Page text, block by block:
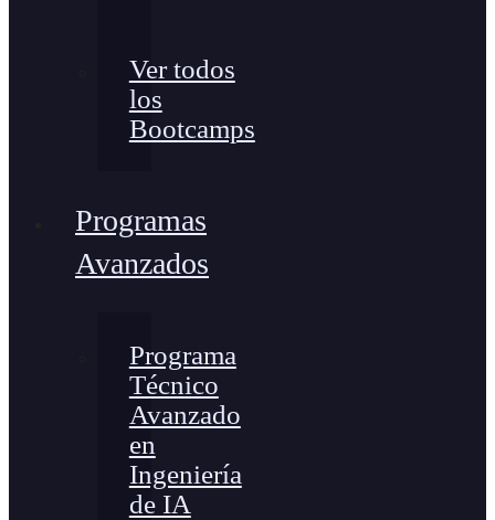
Ver todos
los
Bootcamps
Programas
Avanzados
Programa
Técnico
Avanzado
en
Ingeniería
de IA